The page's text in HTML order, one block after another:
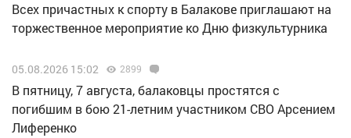
Всех причастных к спорту в Балакове приглашают на
торжественное мероприятие ко Дню физкультурника
05.08.2026 15:02 2899
В пятницу, 7 августа, балаковцы простятся с
погибшим в бою 21-летним участником СВО Арсением
Лиференко